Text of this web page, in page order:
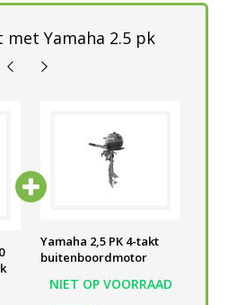
met Yamaha 2.5 pk
Yamaha 2,5 PK 4-takt
buitenboordmotor
NIET OP VOORRAAD